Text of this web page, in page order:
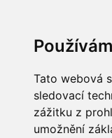
Tato webová
sledovací
zážitku z
umožnění